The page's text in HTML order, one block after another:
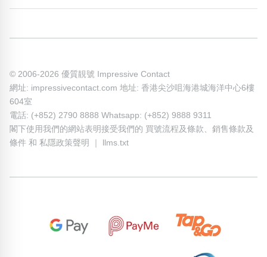
© 2006-2026 優質靚號 Impressive Contact
網址: impressivecontact.com 地址: 香港尖沙咀海港城海洋中心6樓
604室
電話: (+852) 2790 8888 Whatsapp: (+852) 9888 9311
閣下使用我們的網站表明接受我們的 買號流程及條款、 銷售條款及
條件 和 私隱政策聲明 llms.txt